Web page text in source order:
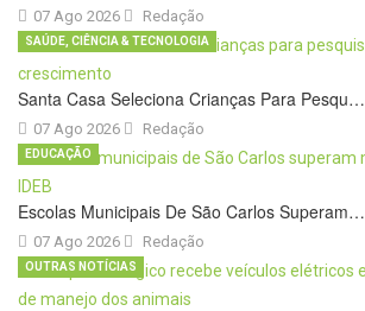
07 Ago 2026 Redação
Santa Casa Seleciona Crianças Para Pesqu…
07 Ago 2026
SAÚDE, CIÊNCIA & TECNOLOGIA
Redação
Escolas Municipais De São Carlos Superam…
07 Ago 2026
EDUCAÇÃO
Redação
OUTRAS NOTÍCIAS